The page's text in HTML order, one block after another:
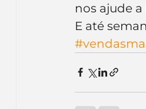
nos ajude
E até